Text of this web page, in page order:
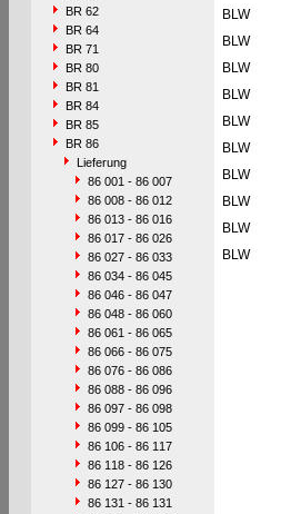
BR 62
BR 64
BR 71
BR 80
BR 81
BR 84
BR 85
BR 86
Lieferung
86 001 - 86 007
86 008 - 86 012
86 013 - 86 016
86 017 - 86 026
86 027 - 86 033
86 034 - 86 045
86 046 - 86 047
86 048 - 86 060
86 061 - 86 065
86 066 - 86 075
86 076 - 86 086
86 088 - 86 096
86 097 - 86 098
86 099 - 86 105
86 106 - 86 117
86 118 - 86 126
86 127 - 86 130
86 131 - 86 131
BLW
BLW
BLW
BLW
BLW
BLW
BLW
BLW
BLW
BLW